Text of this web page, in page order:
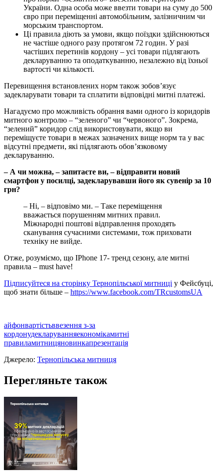
України. Одна особа може ввезти товари на суму до 500
євро при переміщенні автомобільним, залізничним чи
морським транспортом.
Ці правила діють за умови, якщо поїздки здійснюються
не частіше одного разу протягом 72 годин. У разі
частіших перетинів кордону – усі товари підлягають
декларуванню та оподаткуванню, незалежно від їхньої
вартості чи кількості.
Перевищення встановлених норм також зобов’язує
задекларувати товари та сплатити відповідні митні платежі.
Нагадуємо про можливість обрання вами одного із коридорів
митного контролю – “зеленого” чи “червоного”. Зокрема,
“зелений” коридор слід використовувати, якщо ви
переміщуєте товари в межах зазначених вище норм та у вас
відсутні предмети, які підлягають обов’язковому
декларуванню.
– А чи можна, – запитаєте ви, – відправити новий
смартфон у посилці, задекларувавши його як сувенір за 10
грн?
– Ні, – відповімо ми. – Таке переміщення
вважається порушенням митних правил.
Міжнародні поштові відправлення проходять
сканування сучасними системами, тож приховати
техніку не вийде.
Отже, розуміємо, що IPhone 17- тренд сезону, але митні
правила – must have!
Підписуйтеся на сторінку Тернопільської митниці у Фейсбуці,
щоб знати більше – https://www.facebook.com/TRcustomsUA
айфонвартістьввезення з-за
кордонудекларуванняекономікамитні
правиламитницяновинкапрезентація
Джерело: Тернопільська митниця
Перегляньте також